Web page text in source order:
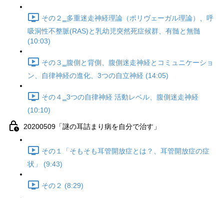
その２‗多重迷走神経理論（ポリヴェーガル理論）、呼
吸洞性不整脈(RAS)と乳幼児突然死症候群、有髄と無髄
(10:03)
その３‗腹側と背側、腹側迷走神経とコミュニケーショ
ン、自律神経の進化、3つの自立神経 (14:05)
その４‗3つの自律神経 活動レベル、腹側迷走神経
(10:10)
20200509「謎の耳詰まり病を自分で治す」
その１「そもそも耳管開放症とは？、耳管開放症の症
状」 (9:43)
その２ (8:29)